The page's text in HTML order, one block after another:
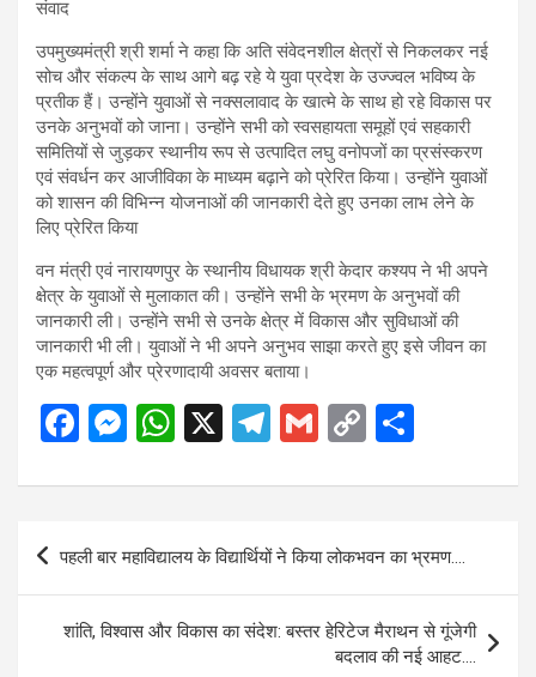
उपमुख्यमंत्री श्री शर्मा ने कहा कि अति संवेदनशील क्षेत्रों से निकलकर नई
सोच और संकल्प के साथ आगे बढ़ रहे ये युवा प्रदेश के उज्ज्वल भविष्य के
प्रतीक हैं। उन्होंने युवाओं से नक्सलावाद के खात्मे के साथ हो रहे विकास पर
उनके अनुभवों को जाना। उन्होंने सभी को स्वसहायता समूहों एवं सहकारी
समितियों से जुड़कर स्थानीय रूप से उत्पादित लघु वनोपजों का प्रसंस्करण
एवं संवर्धन कर आजीविका के माध्यम बढ़ाने को प्रेरित किया। उन्होंने युवाओं
को शासन की विभिन्न योजनाओं की जानकारी देते हुए उनका लाभ लेने के
लिए प्रेरित किया
वन मंत्री एवं नारायणपुर के स्थानीय विधायक श्री केदार कश्यप ने भी अपने
क्षेत्र के युवाओं से मुलाकात की। उन्होंने सभी के भ्रमण के अनुभवों की
जानकारी ली। उन्होंने सभी से उनके क्षेत्र में विकास और सुविधाओं की
जानकारी भी ली। युवाओं ने भी अपने अनुभव साझा करते हुए इसे जीवन का
एक महत्वपूर्ण और प्रेरणादायी अवसर बताया।
F
ce
b
o
o
k
M
se
n
g
er
W
at
A
p
p
X
T
e
gr
a
m
G
ail
C
py
n
k
ar
Post
पहली बार महाविद्यालय के विद्यार्थियों ने किया लोकभवन का भ्रमण….
शांति, विश्वास और विकास का संदेश: बस्तर हेरिटेज मैराथन से गूंजेगी
बदलाव की नई आहट….